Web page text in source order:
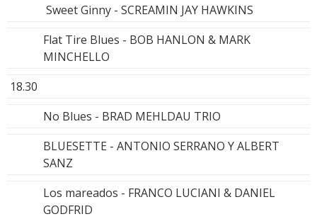
Sweet Ginny - SCREAMIN JAY HAWKINS
Flat Tire Blues - BOB HANLON & MARK
MINCHELLO
18.30
No Blues - BRAD MEHLDAU TRIO
BLUESETTE - ANTONIO SERRANO Y ALBERT
SANZ
Los mareados - FRANCO LUCIANI & DANIEL
GODFRID